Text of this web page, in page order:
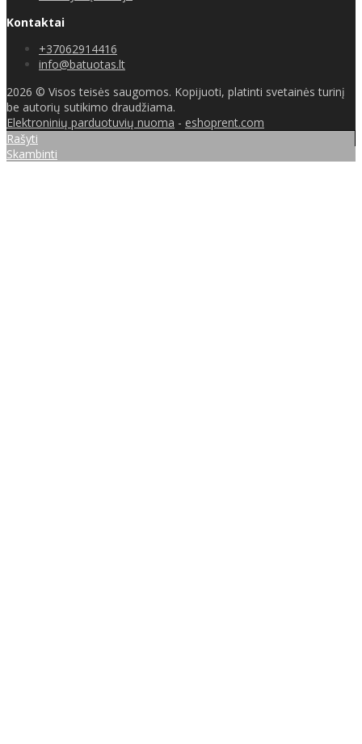
Kontaktai
+37062914416
info@batuotas.lt
2026 © Visos teisės saugomos. Kopijuoti, platinti svetainės turinį
be autorių sutikimo draudžiama.
Elektroninių parduotuvių nuoma - eshoprent.com
Rašyti
Skambinti